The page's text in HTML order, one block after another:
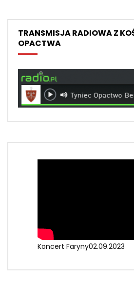
TRANSMISJA RADIOWA Z
OPACTWA
Koncert Faryny02.09.2023